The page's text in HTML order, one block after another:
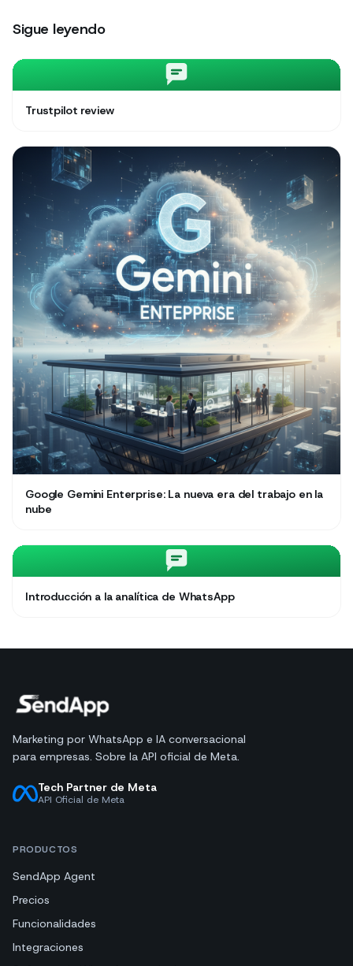
Sigue leyendo
Trustpilot review
Google Gemini Enterprise: La nueva era del trabajo en la
nube
Introducción a la analítica de WhatsApp
Marketing por WhatsApp e IA conversacional
para empresas. Sobre la API oficial de Meta.
Tech Partner de Meta
API Oficial de Meta
PRODUCTOS
SendApp Agent
Precios
Funcionalidades
Integraciones